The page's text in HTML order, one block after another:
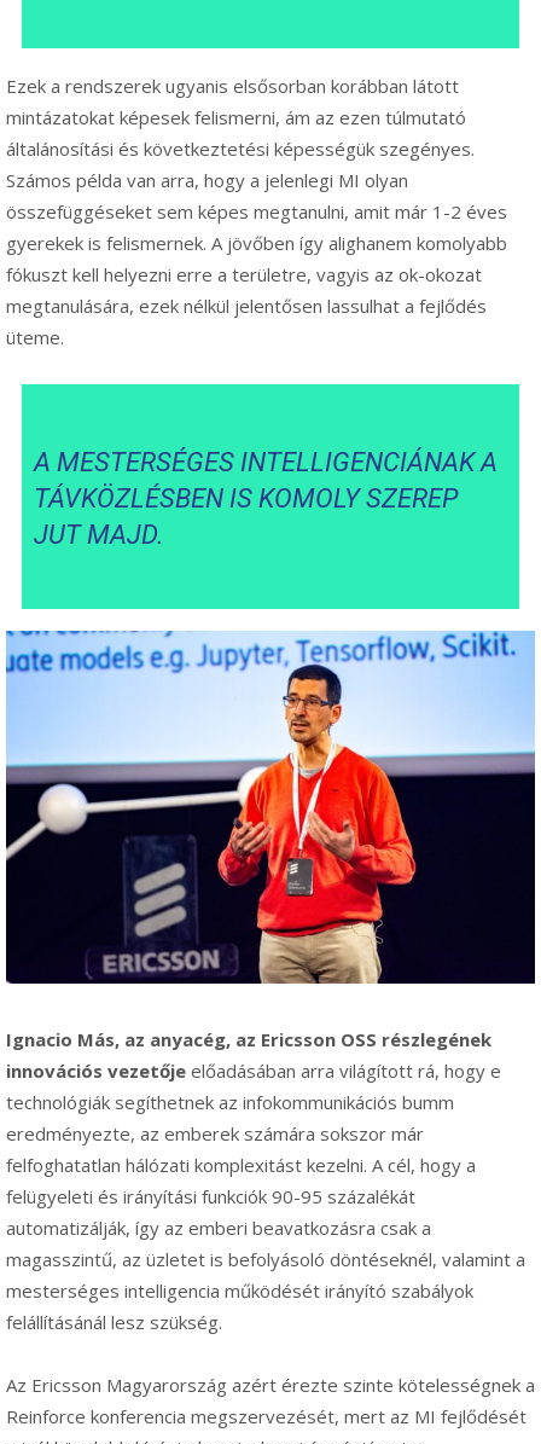
Ezek a rendszerek ugyanis elsősorban korábban látott
mintázatokat képesek felismerni, ám az ezen túlmutató
általánosítási és következtetési képességük szegényes.
Számos példa van arra, hogy a jelenlegi MI olyan
összefüggéseket sem képes megtanulni, amit már 1-2 éves
gyerekek is felismernek. A jövőben így alighanem komolyabb
fókuszt kell helyezni erre a területre, vagyis az ok-okozat
megtanulására, ezek nélkül jelentősen lassulhat a fejlődés
üteme.
A MESTERSÉGES INTELLIGENCIÁNAK A
TÁVKÖZLÉSBEN IS KOMOLY SZEREP
JUT MAJD.
Ignacio Más, az anyacég, az Ericsson OSS részlegének
innovációs vezetője előadásában arra világított rá, hogy e
technológiák segíthetnek az infokommunikációs bumm
eredményezte, az emberek számára sokszor már
felfoghatatlan hálózati komplexitást kezelni. A cél, hogy a
felügyeleti és irányítási funkciók 90-95 százalékát
automatizálják, így az emberi beavatkozásra csak a
magasszintű, az üzletet is befolyásoló döntéseknél, valamint a
mesterséges intelligencia működését irányító szabályok
felállításánál lesz szükség.
Az Ericsson Magyarország azért érezte szinte kötelességnek a
Reinforce konferencia megszervezését, mert az MI fejlődését